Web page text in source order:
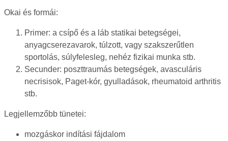
Okai és formái:
Primer: a csípő és a láb statikai betegségei,
anyagcserezavarok, túlzott, vagy szakszerűtlen
sportolás, súlyfelesleg, nehéz fizikai munka stb.
Secunder: poszttraumás betegségek, avasculáris
necrisisok, Paget-kór, gyulladások, rheumatoid arthritis
stb.
Legjellemzőbb tünetei:
mozgáskor indítási fájdalom